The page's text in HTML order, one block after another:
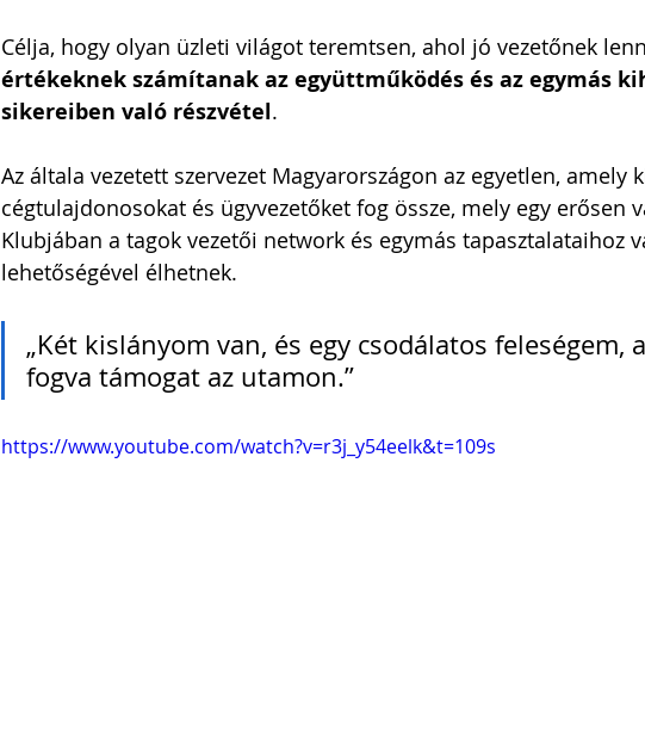
Célja, hogy olyan üzleti világot teremtsen, ahol jó vezetőnek
értékeknek számítanak az együttműködés és az egymás
sikereiben való részvétel.
Az általa vezetett szervezet Magyarországon az egyetlen, amely
cégtulajdonosokat és ügyvezetőket fog össze, mely egy erősen
Klubjában a tagok vezetői network és egymás tapasztalataihoz
lehetőségével élhetnek.
„Két kislányom van, és egy csodálatos feleségem,
fogva támogat az utamon.”
https://www.youtube.com/watch?v=r3j_y54eelk&t=109s